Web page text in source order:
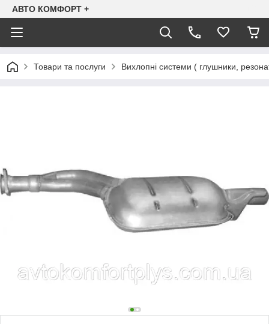
АВТО КОМФОРТ +
Товари та послуги Вихлопні системи ( глушники,